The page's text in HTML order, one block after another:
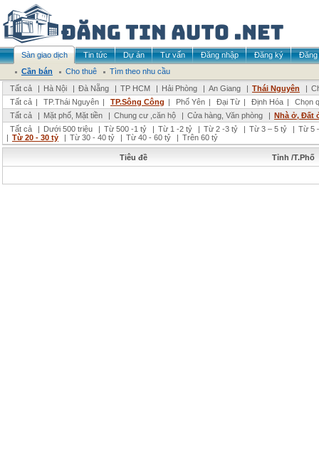
Sàn giao dịch Tin tức Dự án Tư vấn Đăng nhập Đăng ký
Đăng
Cần bán
Cho thuê
Tìm theo nhu cầu
Tất cả
| Hà Nội | Đà Nẵng | TP HCM | Hải Phòng | An Giang | Thái Nguyên |
Tất cả | TP.Thái Nguyên | TP.Sông Công | Phổ Yên | Đại Từ | Định Hóa |
Chọn
Tất cả
| Mặt phố, Mặt tiền | Chung cư ,căn hộ | Cửa hàng, Văn phòng | Nhà ở, Đất
Tất cả
| Dưới 500 triệu | Từ 500 -1 tỷ | Từ 1 -2 tỷ | Từ 2 -3 tỷ | Từ 3 – 5 tỷ | Từ 5
| Từ 20 - 30 tỷ | Từ 30 - 40 tỷ | Từ 40 - 60 tỷ | Trên 60 tỷ
Tiêu đề Tỉnh /T.Phố